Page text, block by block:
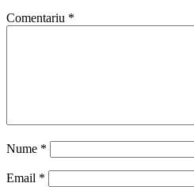
Comentariu *
Nume *
Email *